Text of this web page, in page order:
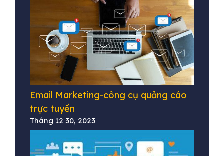
Email Marketing-công cụ quảng cáo
trực tuyến
Tháng 12 30, 2023